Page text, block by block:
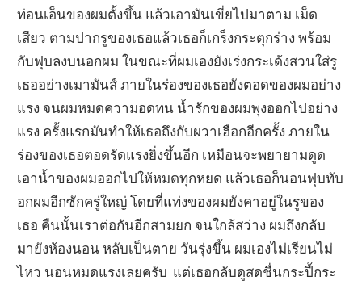
ท่อนเอ็นของผมตั้งขึ้น แล้วเอามันเขี่ยไปมาตาม เม็ด
เสียว ตามปากรูของเธอแล้วเธอก็เกร็งกระตุกร่าง พร้อม
กับฟุบลงบนอกผม ในขณะที่ผมเองยังเร่งกระเด้งสวนใส่รู
เธออย่างเมามันส์ ภายในร่องของเธอยังตอดของผมอย่าง
แรง จนผมหมดความอดทน น้ำรักของผมพุงออกไปอย่าง
แรง ครั้งแรกมันทำให้เธอถึงกับผวาเฮือกอีกครั้ง ภายใน
ร่องของเธอตอดรัดแรงยิ่งขึ้นอีก เหมือนจะพยายามดูด
เอาน้ำของผมออกไปให้หมดทุกหยด แล้วเธอก็นอนฟุบทับ
อกผมอีกซักครู่ใหญ่ โดยที่แท่งของผมยังคาอยู่ในรูของ
เธอ คืนนั้นเราต่อกันอีกสามยก จนใกล้สว่าง ผมถึงกลับ
มายังห้องนอน หลับเป็นตาย วันรุ่งขึ้น ผมเองไม่เรียนไม่
ไหว นอนหมดแรงเลยครับ แต่เธอกลับดูสดชื่นกระปี้กระ